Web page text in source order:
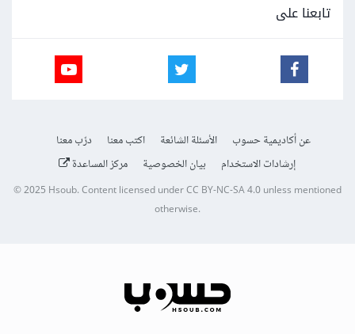
تابعنا على
عن أكاديمية حسوب الأسئلة الشائعة اكتب معنا
درّب معنا
إرشادات الاستخدام
بيان الخصوصية مركز المساعدة
© 2025Hsoub.Content licensed underCC BY-NC-SA 4.0unless mentioned
otherwise.